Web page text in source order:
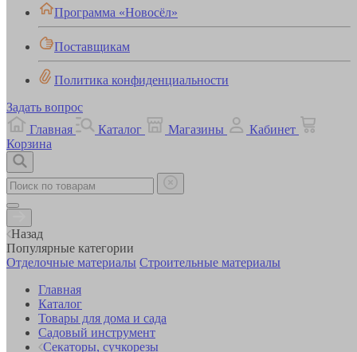
Программа «Новосёл»
Поставщикам
Политика конфиденциальности
Задать вопрос
Главная
Каталог Магазины
Кабинет
Корзина
Назад
Популярные категории
Отделочные материалы Строительные материалы
Главная
Каталог
Товары для дома и сада
Садовый инструмент
Секаторы, сучкорезы